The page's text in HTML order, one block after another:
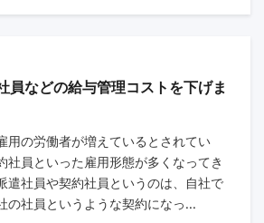
員などの給与管理コストを下げま
用の労働者が増えているとされてい
社員といった雇用形態が多くなってき
遣社員や契約社員というのは、自社で
の社員というような契約になっ...